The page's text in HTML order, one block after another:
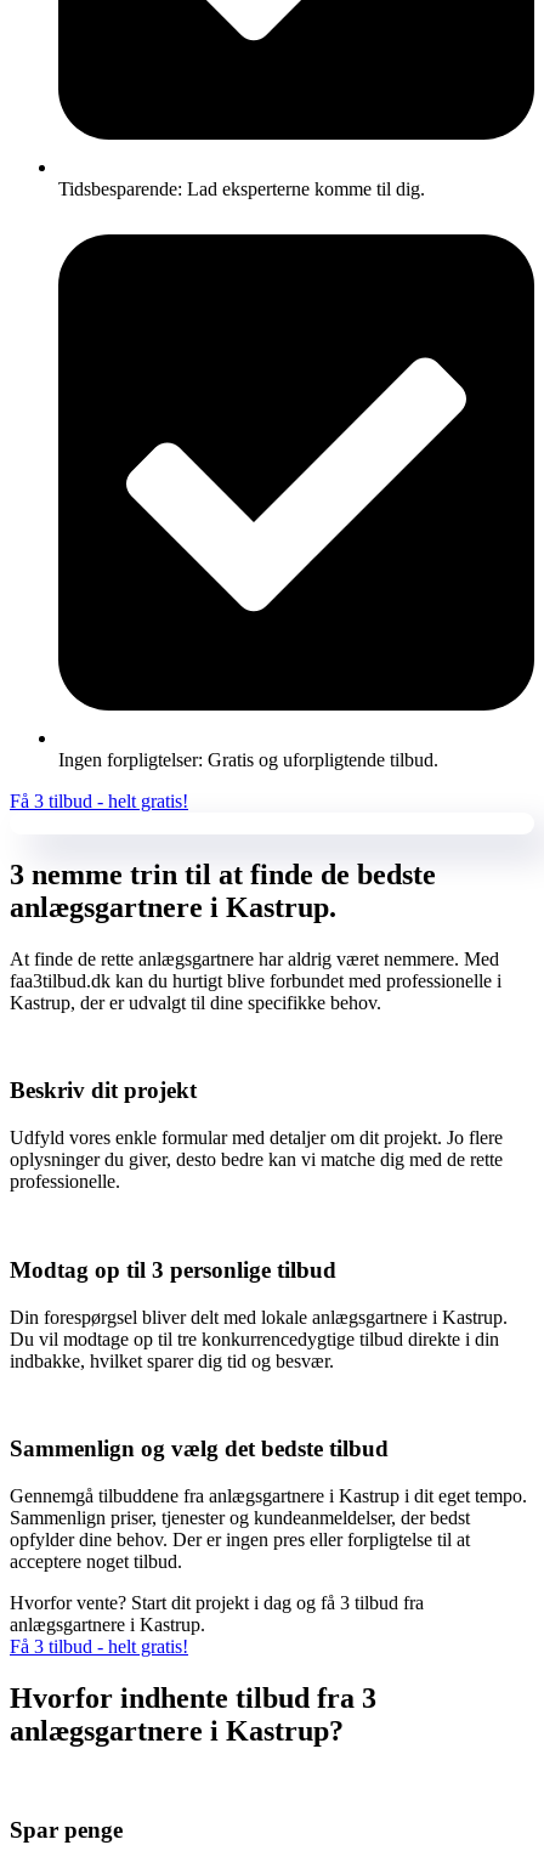
Tidsbesparende: Lad eksperterne komme til dig.
Ingen forpligtelser: Gratis og uforpligtende tilbud.
Få 3 tilbud - helt gratis!
3 nemme trin til at finde de bedste
anlægsgartnere i Kastrup.
At finde de rette anlægsgartnere har aldrig været nemmere. Med
faa3tilbud.dk kan du hurtigt blive forbundet med professionelle i
Kastrup, der er udvalgt til dine specifikke behov.
Beskriv dit projekt
Udfyld vores enkle formular med detaljer om dit projekt. Jo flere
oplysninger du giver, desto bedre kan vi matche dig med de rette
professionelle.
Modtag op til 3 personlige tilbud
Din forespørgsel bliver delt med lokale anlægsgartnere i Kastrup.
Du vil modtage op til tre konkurrencedygtige tilbud direkte i din
indbakke, hvilket sparer dig tid og besvær.
Sammenlign og vælg det bedste tilbud
Gennemgå tilbuddene fra anlægsgartnere i Kastrup i dit eget tempo.
Sammenlign priser, tjenester og kundeanmeldelser, der bedst
opfylder dine behov. Der er ingen pres eller forpligtelse til at
acceptere noget tilbud.
Hvorfor vente? Start dit projekt i dag og få 3 tilbud fra
anlægsgartnere i Kastrup.
Få 3 tilbud - helt gratis!
Hvorfor indhente tilbud fra 3
anlægsgartnere i Kastrup?
Spar penge